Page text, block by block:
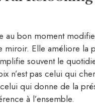
au bon moment
miroir. Elle améliore la
souvent le
n’est pas celui qui
qui donne de la
à l’ensemble.